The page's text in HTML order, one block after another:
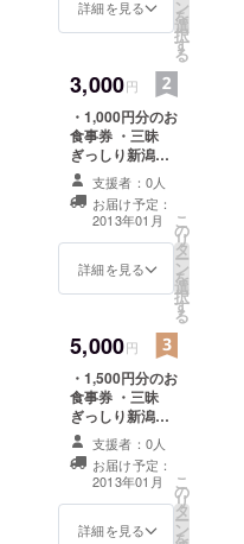
詳細を見る ン
を
選
択
す
る
3,000円
・1,000円分のお
食事券 ・三昧
ぎっしり新潟メ
ンチ無料券 （遠
方の方でお食事
券などご利用頂
けない方には、
上記2点の代替と
して三昧ぎっし
りメンチカツ5個
す） ・お礼の
メッセージカー
ド
支援者：0人
お届け予定：
2013年01月
詳細を見る
こ
の
リ
タ
ー
ン
を
選
択
す
る
5,000円
・1,500円分のお
食事券 ・三昧
ぎっしり新潟メ
ンチ無料券 （遠
方の方でお食事
券などご利用頂
けない方には、
上記2点の代替と
して三昧ぎっし
支援者：0人
お届け予定：
2013年01月
詳細を見る
こ
の
リ
タ
ー
ン
を